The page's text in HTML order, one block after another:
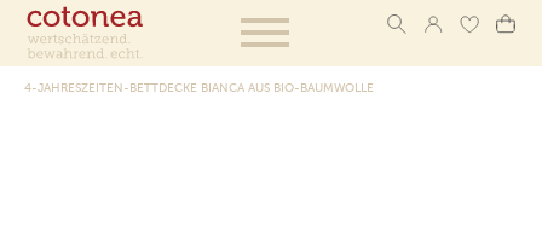
4-JAHRESZEITEN-BETTDECKE BIANCA AUS BIO-BAUMWOLLE